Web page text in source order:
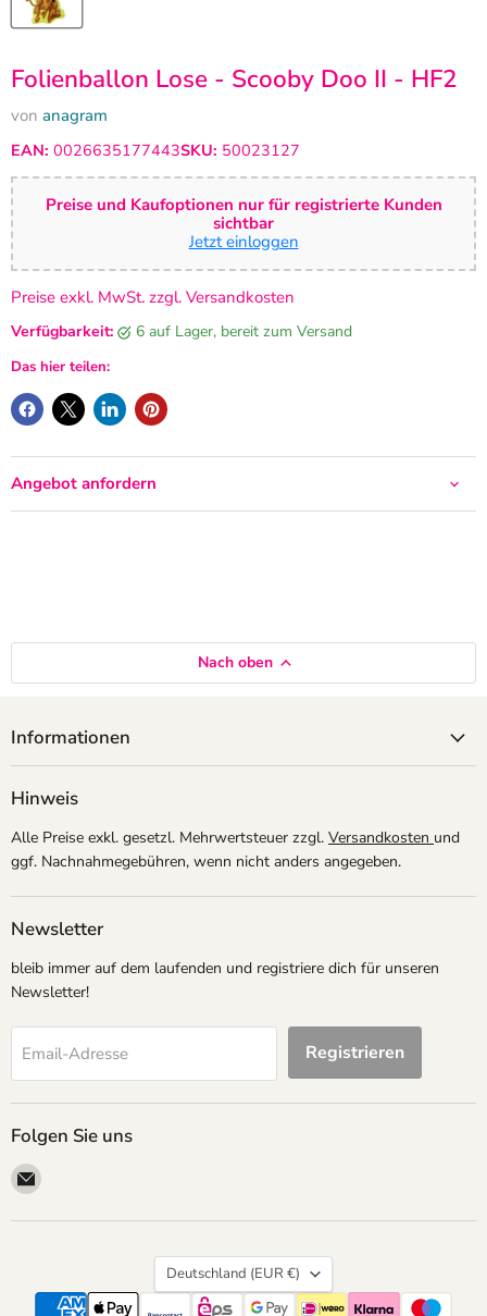
Folienballon Lose - Scooby Doo II - HF2
von anagram
EAN: 0026635177443SKU: 50023127
Preise und Kaufoptionen nur für registrierte Kunden
sichtbar
Jetzt einloggen
Preise exkl. MwSt. zzgl. Versandkosten
Verfügbarkeit: 6 auf Lager, bereit zum Versand
Das hier teilen:
Angebot anfordern
Nach oben
Informationen
Hinweis
Alle Preise exkl. gesetzl. Mehrwertsteuer zzgl. Versandkosten und
ggf. Nachnahmegebühren, wenn nicht anders angegeben.
Newsletter
bleib immer auf dem laufenden und registriere dich für unseren
Newsletter!
Email-Adresse Registrieren
Folgen Sie uns
Email
Land
Deutschland (EUR €)